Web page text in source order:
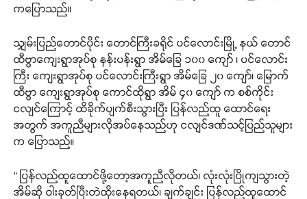
ကပြောသည်။
သျှမ်းပြည်တောင်ပိုင်း တောင်ကြီးခရိုင် ပင်လောင်းမြို့ နယ် တောင်
ထီဗွာကျေးရွာအုပ်စု နန်းပန်းရွာ အိမ်ခြေ ၁၀၀ ကျော် ၊ ပင်လောင်း
ကြီး ကျေးရွာအုပ်စု ပင်လောင်းကြီးရွာ အိမ်ခြေ ၂၀ ကျော်၊ မြောက်
ထီဗွာ ကျေးရွာအုပ်စု ကောင်ထိုရွာ အိမ် ၄၀ ကျော် က စစ်ကိုင်း
ငလျင်ကြောင့် ထိခိုက်ပျက်စီးသွားပြီး ပြန်လည်ထူ ထောင်ရေး
အတွက် အကူညီများလိုအပ်နေသည်ဟု ငလျင်ဒဏ်သင့်ပြည်သူများ
က ပြောသည်။
“ ပြန်လည်ထူထောင်ဖို့တော့အကူညီလိုတယ်၊ လုံးလုံးပြိုကျသွားတဲ့
အိမ်ဆို ဝါးခုတ်ပြီးတဲထိုးနေရတယ်၊ ချက်ချင်း ပြန်လည်ထူထောင်